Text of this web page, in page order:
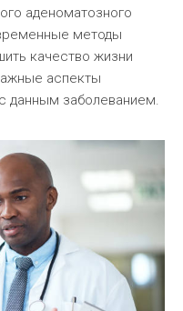
аденоматозного
методы
качество жизни
аспекты
данным заболеванием.